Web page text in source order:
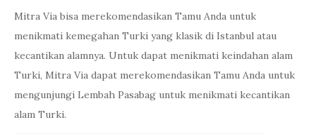
Mitra Via bisa merekomendasikan Tamu Anda untuk
menikmati kemegahan Turki yang klasik di Istanbul atau
kecantikan alamnya. Untuk dapat menikmati keindahan alam
Turki, Mitra Via dapat merekomendasikan Tamu Anda untuk
mengunjungi Lembah Pasabag untuk menikmati kecantikan
alam Turki.